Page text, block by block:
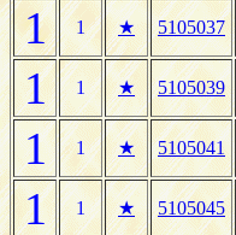
1 1 ★ 5105037
1 1 ★ 5105039
1 1 ★ 5105041
1 1 ★ 5105045